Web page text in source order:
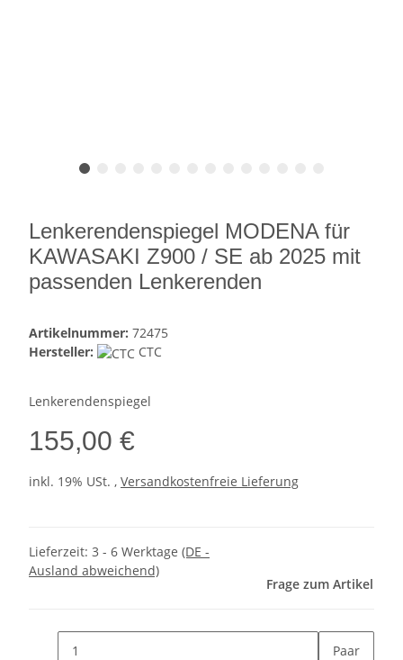
Lenkerendenspiegel MODENA für
KAWASAKI Z900 / SE ab 2025 mit
passenden Lenkerenden
Artikelnummer: 72475
Hersteller:
CTC
Lenkerendenspiegel
155,00 €
inkl. 19% USt. , Versandkostenfreie Lieferung
Lieferzeit: 3 - 6 Werktage (DE -
Ausland abweichend)
Frage zum Artikel
Paar